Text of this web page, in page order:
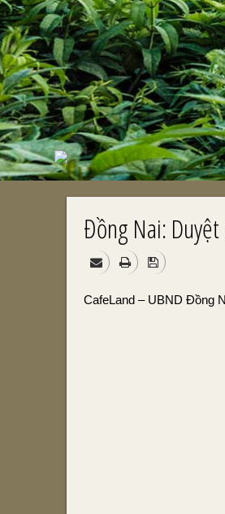
Đồng Nai:
CafeLand – UBND Đồng